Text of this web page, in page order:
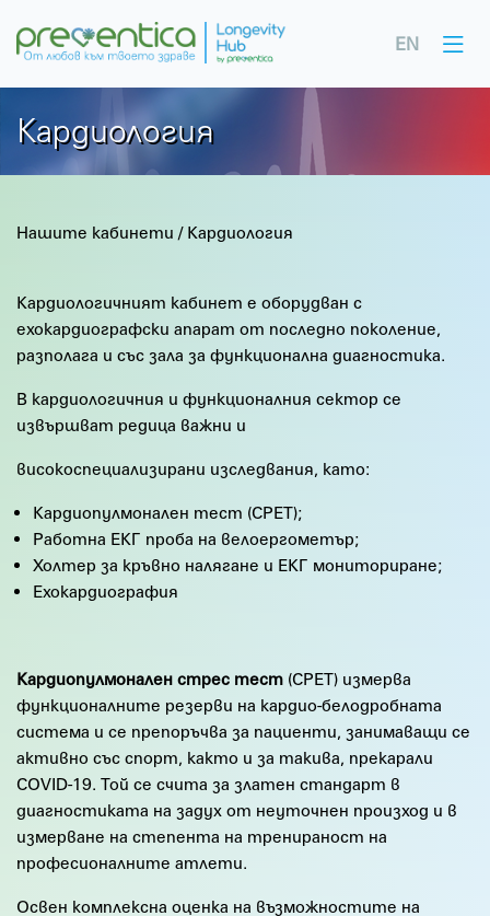
EN
Кардиология
Нашите кабинети / Кардиология
Кардиологичният кабинет е оборудван с
ехокардиографски апарат от последно поколение,
разполага и със зала за функционална диагностика.
В кардиологичния и функционалния сектор се
извършват редица важни и
високоспециализирани изследвания, като:
Кардиопулмонален тест (CPET);
Работна ЕКГ проба на велоергометър;
Холтер за кръвно налягане и ЕКГ мониториране;
Ехокардиография
Кардиопулмонален стрес тест (CPET) измерва
функционалните резерви на кардио-белодробната
система и се препоръчва за пациенти, занимаващи се
активно със спорт, както и за такива, прекарали
COVID-19. Той се счита за златен стандарт в
диагностиката на задух от неуточнен произход и в
измерване на степента на тренираност на
професионалните атлети.
Освен комплексна оценка на възможностите на